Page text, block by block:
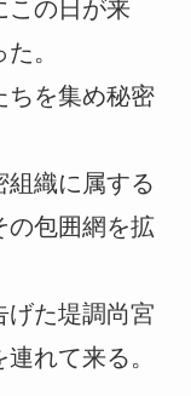
この日が来
。
ちを集め秘密
組織に属する
の包囲網を拡
げた堤調尚宮
れて来る。